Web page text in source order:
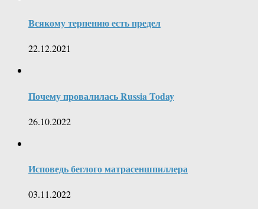
Всякому терпению есть предел
22.12.2021
Почему провалилась Russia Today
26.10.2022
Исповедь беглого матрасеншпиллера
03.11.2022